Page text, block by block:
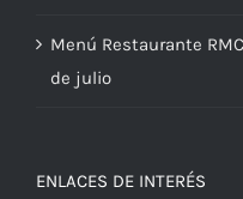
Menú Restaurante
de julio
ENLACES DE INTERÉS